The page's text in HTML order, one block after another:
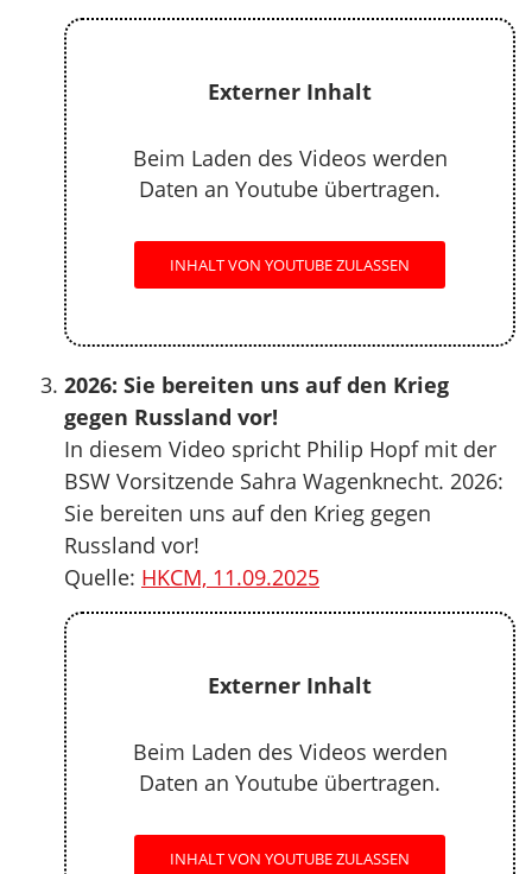
Externer Inhalt
Beim Laden des Videos werden
Daten an Youtube übertragen.
INHALT VON YOUTUBE ZULASSEN
2026: Sie bereiten uns auf den Krieg
gegen Russland vor!
In diesem Video spricht Philip Hopf mit der
BSW Vorsitzende Sahra Wagenknecht. 2026:
Sie bereiten uns auf den Krieg gegen
Russland vor!
Quelle: HKCM, 11.09.2025
Externer Inhalt
Beim Laden des Videos werden
Daten an Youtube übertragen.
INHALT VON YOUTUBE ZULASSEN